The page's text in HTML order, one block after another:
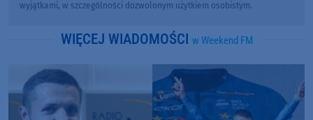
wyjątkami, w szczególności dozwolonym użytkiem osobistym.
WIĘCEJ WIADOMOŚCI w Weekend FM